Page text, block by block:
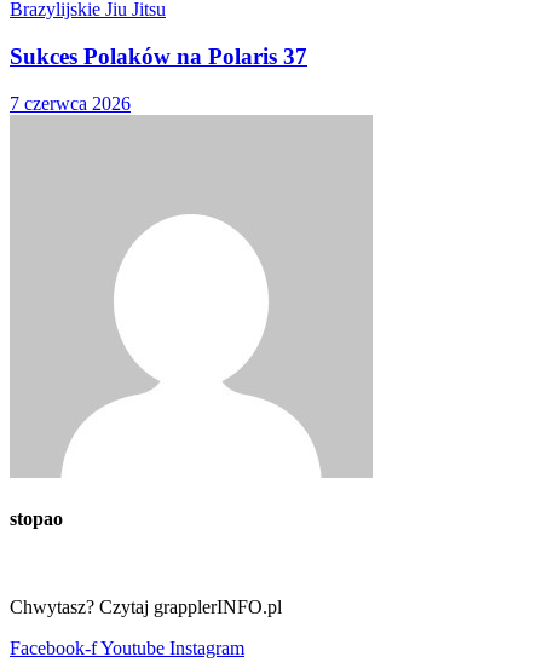
Brazylijskie Jiu Jitsu
Sukces Polaków na Polaris 37
7 czerwca 2026
stopao
Chwytasz? Czytaj grapplerINFO.pl
Facebook-fYoutube Instagram